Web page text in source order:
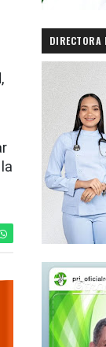
DIRECTORA